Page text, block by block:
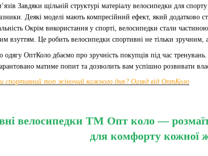
Завдяки щільній структурі матеріалу велосипедки для
Деякі моделі мають компресійний ефект, який додатково
Окрім використання у спорті, велосипедки стали
взуттям. Це робить велосипедки спортивні не тільки
ОптКоло дбаємо про зручність покупців під час
матиме попит та дозволить вам успішно розвивати
топ жіночий кожного дня? Огляд від ОптКоло
велосипедки ТМ Опт коло —
для комфорту кожної